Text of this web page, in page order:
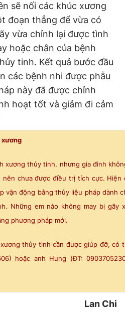
sẽ nối các khúc xương
đoạn thẳng để vừa có
vừa chỉnh lại được tình
hoặc chân của bệnh
tinh. Kết quả bước đầu
các bệnh nhi được phẫu
này đã được chỉnh
hoạt tốt và giảm đi cảm
xương
xương thủy tinh, nhưng gia đình
nên chưa được điều trị tích cực. Hiện
vận động bằng thủy liệu pháp dành
Những em nào không may bị gãy
phương pháp mới.
thủy tinh cần được giúp đỡ, có
hoặc anh Hưng (ĐT:
Lan Chi